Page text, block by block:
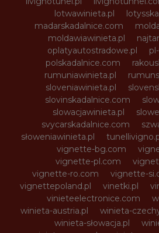
lotwawinieta.pl
madarskadalnice.com
moldawiawinieta.pl
oplatyautostradowe.pl
polskadalnice.com
rumuniawinieta.pl
sloveniawinieta.pl
slovinskadalnice.com
slowacjawinieta.pl
svycarskadalnice.com
słoweniawinieta.pl
vignette-bg.com
vignette-pl.com
vignette-ro.com
vignette-
vignettepoland.pl
vinetki.pl
vinieteelectronice.com
winieta-austria.pl
winieta-
winieta-słowacja.pl